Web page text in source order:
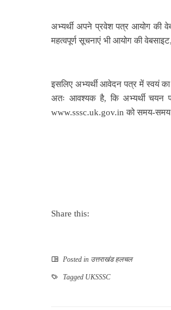
अभ्यर्थी अपने प्रवेश पत्र आयोग की
महत्वपूर्ण सूचनाएं भी आयोग की
इसलिए अभ्यर्थी आवेदन पत्र में स्वयं
अतः आवश्यक है, कि अभ्यर्थी चयन
www.sssc.uk.gov.in को समय-
Share this:
Posted in उत्तराखंड हलचल
Tagged UKSSSC